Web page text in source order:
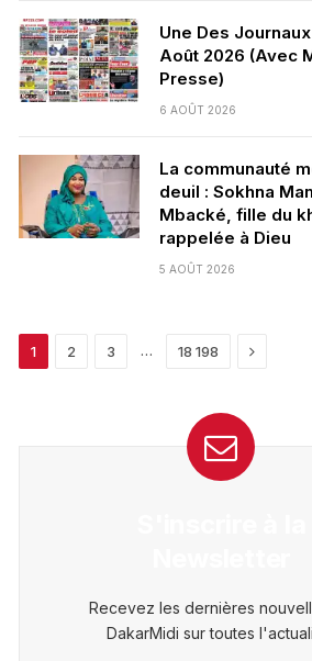
Une Des
Août 2026 (Avec
Presse)
6 AOÛT 2026
La communauté
deuil : Sokhna
Mbacké, fille du
rappelée à Dieu
5 AOÛT 2026
1 2 3 … 18 198 Next
Recevez les dernières
DakarMidi sur toutes